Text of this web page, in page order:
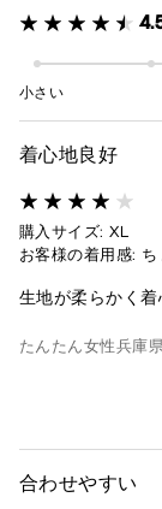
小さい
着心地良好
購入サイズ: XL
お客様の着用感:
生地が柔らかく着
たんたん女性兵庫
合わせやすい